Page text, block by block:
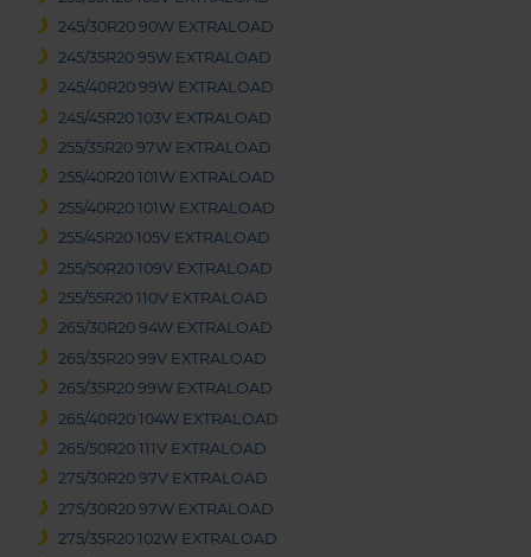
245/30R20 90W EXTRALOAD
245/35R20 95W EXTRALOAD
245/40R20 99W EXTRALOAD
245/45R20 103V EXTRALOAD
255/35R20 97W EXTRALOAD
255/40R20 101W EXTRALOAD
255/40R20 101W EXTRALOAD
255/45R20 105V EXTRALOAD
255/50R20 109V EXTRALOAD
255/55R20 110V EXTRALOAD
265/30R20 94W EXTRALOAD
265/35R20 99V EXTRALOAD
265/35R20 99W EXTRALOAD
265/40R20 104W EXTRALOAD
265/50R20 111V EXTRALOAD
275/30R20 97V EXTRALOAD
275/30R20 97W EXTRALOAD
275/35R20 102W EXTRALOAD